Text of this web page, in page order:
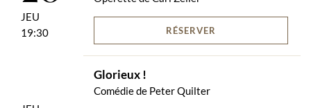
JEU
19:30
RÉSERVER
Glorieux !
Comédie de Peter Quilter